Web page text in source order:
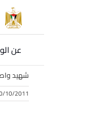
عن
شهيد
10/2011